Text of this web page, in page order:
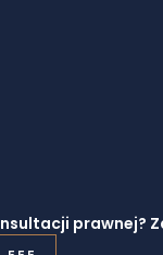
prawnej?